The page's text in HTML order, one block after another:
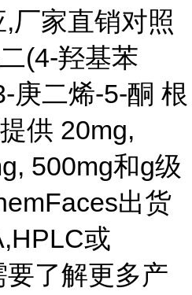
厂家直销对照
(4-羟基苯
庚二烯-5-酮 根
供 20mg,
500mg和g级
出货
或
了解更多产